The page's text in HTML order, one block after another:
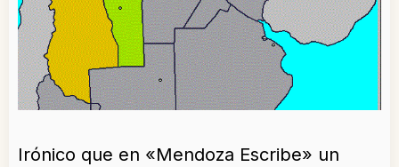
Irónico que en «Mendoza Escribe» un